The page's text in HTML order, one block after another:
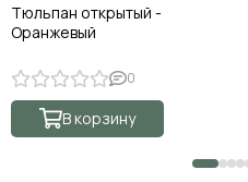
Тюльпан открытый -
Оранжевый
0
В корзину